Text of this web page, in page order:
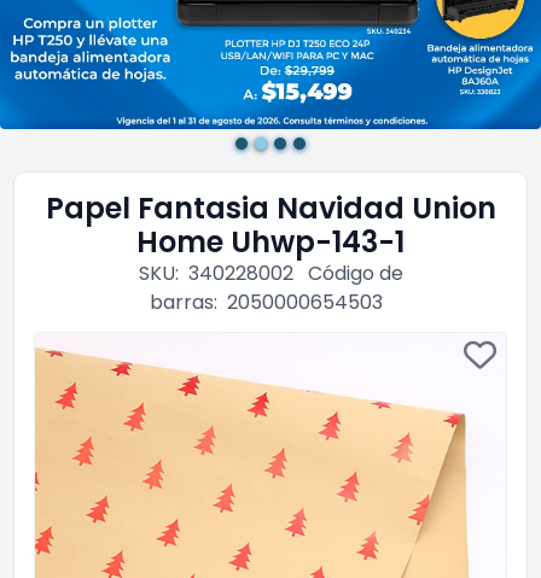
Papel Fantasia Navidad Union
Home Uhwp-143-1
SKU: 340228002 Código de
barras: 2050000654503